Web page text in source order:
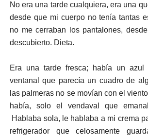
No era una tarde cualquiera, era una
desde que mi cuerpo no tenía tantas
no me cerraban los pantalones,
descubierto. Dieta.
Era una tarde fresca; había un azul
ventanal que parecía un cuadro de
las palmeras no se movían con el
había, solo el vendaval que
Hablaba sola, le hablaba a mi crema
refrigerador que celosamente